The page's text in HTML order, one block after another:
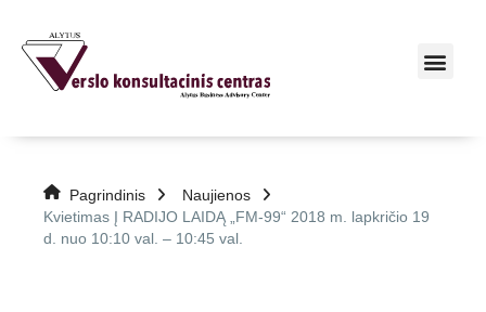
Pagrindinis
Naujienos
Kvietimas Į RADIJO LAIDĄ „FM-99“ 2018 m. lapkričio 19
d. nuo 10:10 val. – 10:45 val.